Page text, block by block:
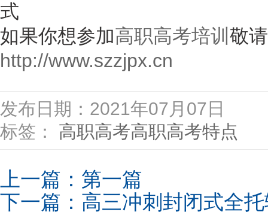
式
如果你想参加高职高考培训 敬
http://www.szzjpx.cn
发布日期：2021年07月07日
标签： 高职高考高职高考特点
上一篇：第一篇
下一篇： 高三冲刺封闭式全